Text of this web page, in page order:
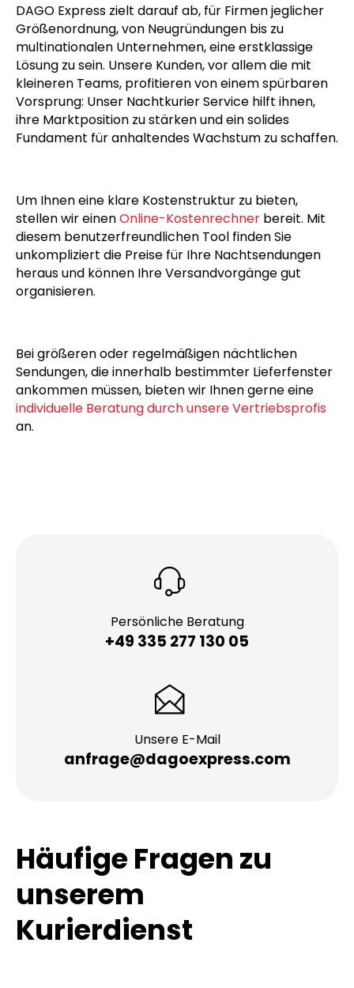
DAGO Express zielt darauf ab, für Firmen jeglicher
Größenordnung, von Neugründungen bis zu
multinationalen Unternehmen, eine erstklassige
Lösung zu sein. Unsere Kunden, vor allem die mit
kleineren Teams, profitieren von einem spürbaren
Vorsprung: Unser Nachtkurier Service hilft ihnen,
ihre Marktposition zu stärken und ein solides
Fundament für anhaltendes Wachstum zu schaffen.
Um Ihnen eine klare Kostenstruktur zu bieten,
stellen wir einenOnline-Kostenrechner bereit. Mit
diesem benutzerfreundlichen Tool finden Sie
unkompliziert die Preise für Ihre Nachtsendungen
heraus und können Ihre Versandvorgänge gut
organisieren.
Bei größeren oder regelmäßigen nächtlichen
Sendungen, die innerhalb bestimmter Lieferfenster
ankommen müssen, bieten wir Ihnen gerne eine
individuelle Beratung durch unsere Vertriebsprofis
an.
Persönliche Beratung
+49 335 277 130 05
Unsere E-Mail
anfrage@dagoexpress.com
Häufige Fragen zu
unserem
Kurierdienst